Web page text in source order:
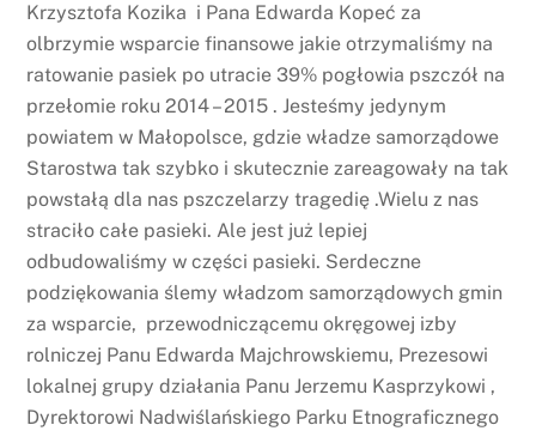
Krzysztofa Kozika i Pana Edwarda Kopeć za
olbrzymie wsparcie finansowe jakie otrzymaliśmy na
ratowanie pasiek po utracie 39% pogłowia pszczół na
przełomie roku 2014 – 2015 . Jesteśmy jedynym
powiatem w Małopolsce, gdzie władze samorządowe
Starostwa tak szybko i skutecznie zareagowały na tak
powstałą dla nas pszczelarzy tragedię .Wielu z nas
straciło całe pasieki. Ale jest już lepiej
odbudowaliśmy w części pasieki. Serdeczne
podziękowania ślemy władzom samorządowych gmin
za wsparcie, przewodniczącemu okręgowej izby
rolniczej Panu Edwarda Majchrowskiemu, Prezesowi
lokalnej grupy działania Panu Jerzemu Kasprzykowi ,
Dyrektorowi Nadwiślańskiego Parku Etnograficznego